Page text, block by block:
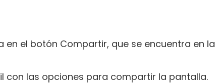
en el botón Compartir, que se encuentra en la
con las opciones para compartir la pantalla.